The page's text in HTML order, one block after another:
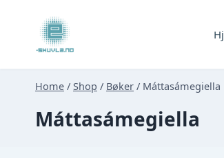
content
Home / Shop / Bøker / Máttasámegiella
Máttasámegiella